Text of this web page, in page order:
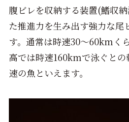
腹ビレを収納する装置(鰭収
た推進力を生み出す強力な尾
す。通常は時速30～60kmく
高では時速160kmで泳ぐと
速の魚といえます。